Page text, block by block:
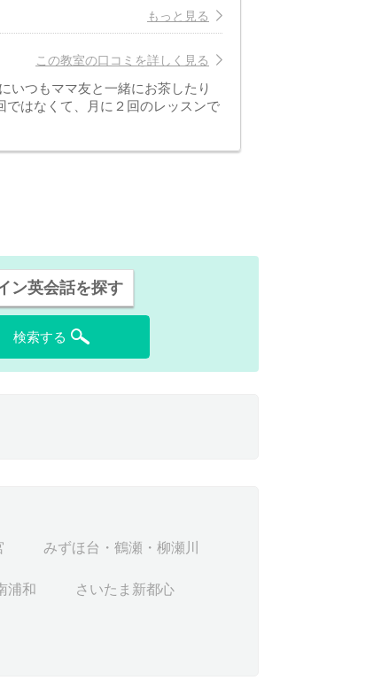
もっと見る
この教室の口コミを詳しく見る
いつもママ友と一緒にお茶したり
はなくて、月に２回のレッスンで
ン英会話を探す
検索する
みずほ台・鶴瀬・柳瀬川
浦和 さいたま新都心